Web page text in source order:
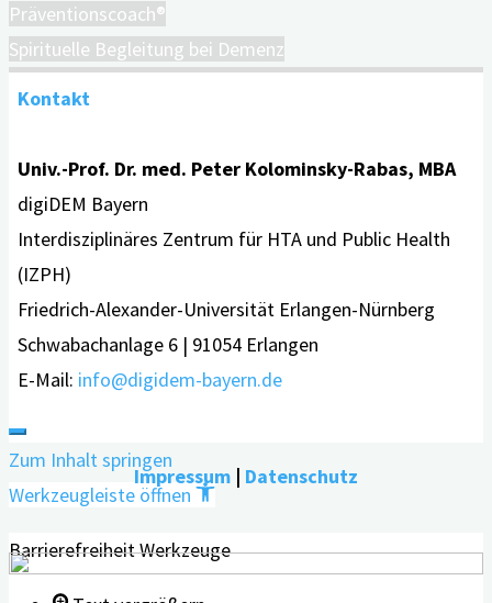
Präventionscoach®
Spirituelle Begleitung bei Demenz
Kontakt
Univ.-Prof. Dr. med. Peter Kolominsky-Rabas, MBA
digiDEM Bayern
Interdisziplinäres Zentrum für HTA und Public Health
(IZPH)
Friedrich-Alexander-Universität Erlangen-Nürnberg
Schwabachanlage 6 | 91054 Erlangen
E-Mail: info@digidem-bayern.de
Impressum | Datenschutz
Zum Inhalt springen
Werkzeugleiste öffnen
Barrierefreiheit Werkzeuge